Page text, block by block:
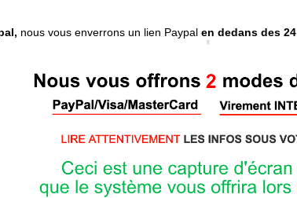
nous vous enverrons un lien Paypal en dedans des